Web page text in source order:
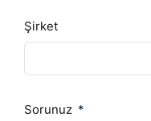
Şirket
Sorunuz